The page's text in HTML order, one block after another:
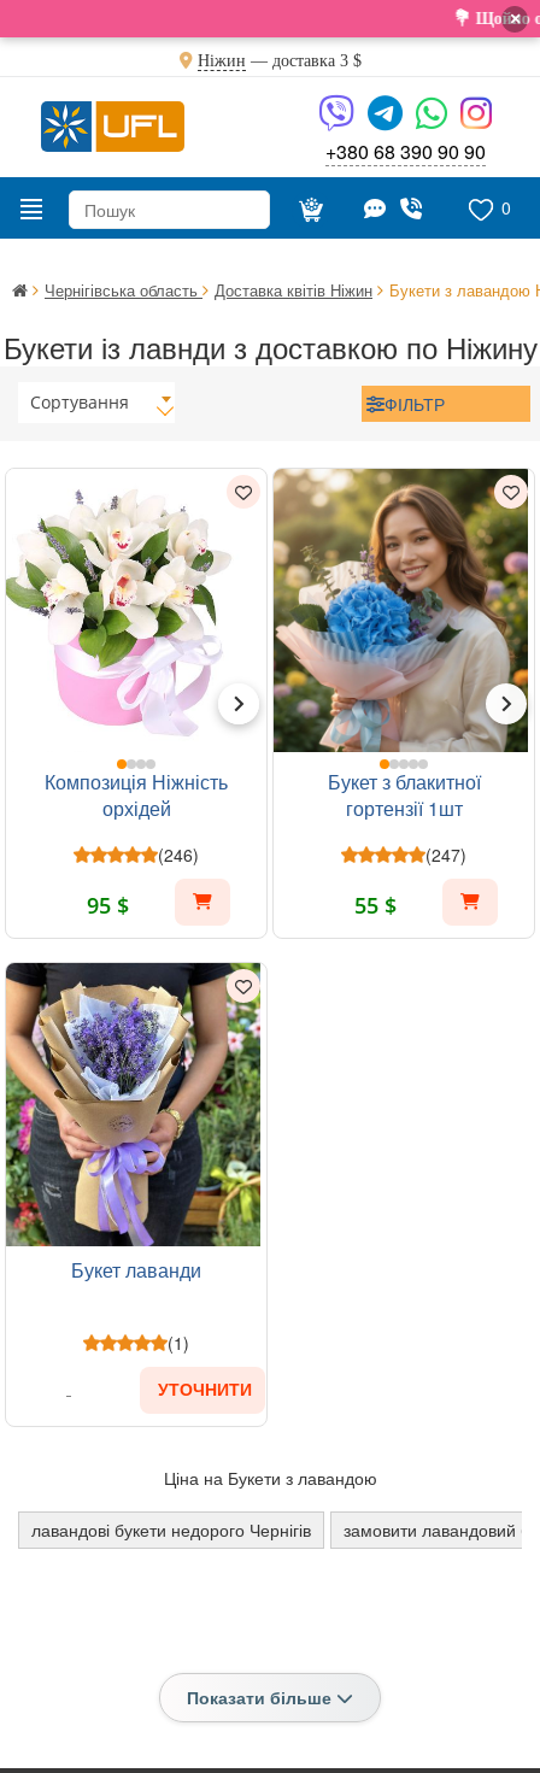
💐 Щойно×
Ніжин — доставка 3 $
+380 68 390 90 90
0
Чернігівська область Доставка квітів Ніжин Букети з лавандою
Букети із лавнди з доставкою по Ніжину
Сортування ФІЛЬТР
Композиція Ніжність
орхідей
(246)
95 $
Букет з блакитної
гортензії 1шт
(247)
55 $
Букет лаванди
(1)
УТОЧНИТИ
Ціна на Букети з лавандою
лавандові букети недорого Чернігів замовити лавандовий
Показати більше